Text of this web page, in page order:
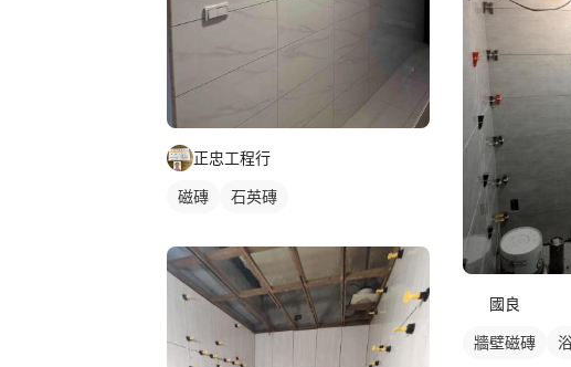
正忠工程行
磁磚 石英磚
國良
牆壁磁磚